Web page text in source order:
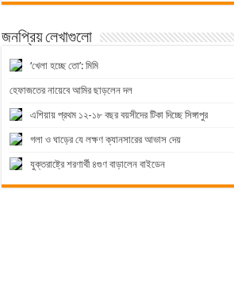
জনপ্রিয় লেখাগুলো
‘খেলা হচ্ছে তো’: মিমি
হেফাজতের নায়েবে আমির ছাড়লেন দল
এশিয়ায় প্রথম ১২-১৮ বছর বয়সীদের টিকা দিচ্ছে সিঙ্গাপুর
গলা ও ঘাড়ের যে লক্ষণ ক্যানসারের আভাস দেয়
যুক্তরাষ্ট্রে শরণার্থী ৪গুণ বাড়ালেন বাইডেন